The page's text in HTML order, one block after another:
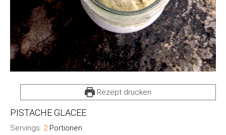
Rezept drucken
PISTACHE GLACEE
Servings: 2 Portionen